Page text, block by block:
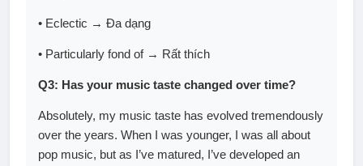
• Eclectic → Đa dạng
• Particularly fond of → Rất thích
Q3: Has your music taste changed over time?
Absolutely, my music taste has evolved tremendously
over the years. When I was younger, I was all about
pop music, but as I’ve matured, I’ve developed an